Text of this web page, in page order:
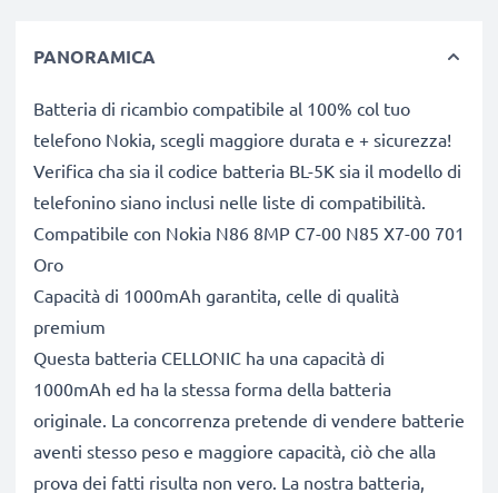
PANORAMICA
Batteria di ricambio compatibile al 100% col tuo
telefono Nokia, scegli maggiore durata e + sicurezza!
Verifica cha sia il codice batteria BL-5K sia il modello di
telefonino siano inclusi nelle liste di compatibilità.
Compatibile con Nokia N86 8MP C7-00 N85 X7-00 701
Oro
Capacità di 1000mAh garantita, celle di qualità
premium
Questa batteria CELLONIC ha una capacità di
1000mAh ed ha la stessa forma della batteria
originale. La concorrenza pretende di vendere batterie
aventi stesso peso e maggiore capacità, ciò che alla
prova dei fatti risulta non vero. La nostra batteria,